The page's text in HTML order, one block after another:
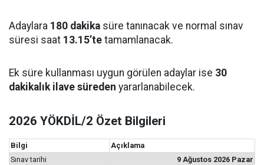
Adaylara 180 dakika süre tanınacak ve normal sınav
süresi saat 13.15’te tamamlanacak.
Ek süre kullanması uygun görülen adaylar ise 30
dakikalık ilave süreden yararlanabilecek.
2026 YÖKDİL/2 Özet Bilgileri
Bilgi
Açıklama
Sınav tarihi
9 Ağustos 2026 Pazar